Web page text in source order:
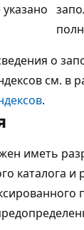
о
см. в
.
иметь
каталога